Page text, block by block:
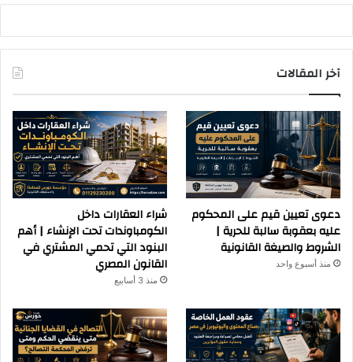
آخر المقالات
دعوى تعيين قيم على المحكوم
عليه بعقوبة سالبة للحرية |
الشروط والصيغة القانونية
منذ أسبوع واحد
شراء العقارات داخل
الكومباوندات تحت الإنشاء | أهم
البنود التي تحمي المشتري في
القانون المصري
منذ 3 أسابيع